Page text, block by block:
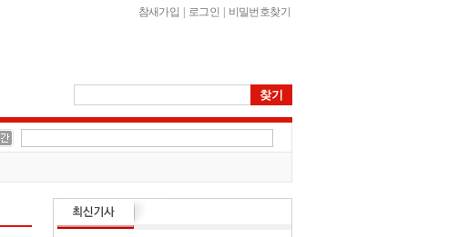
참새가입 로그인 비밀번호찾기